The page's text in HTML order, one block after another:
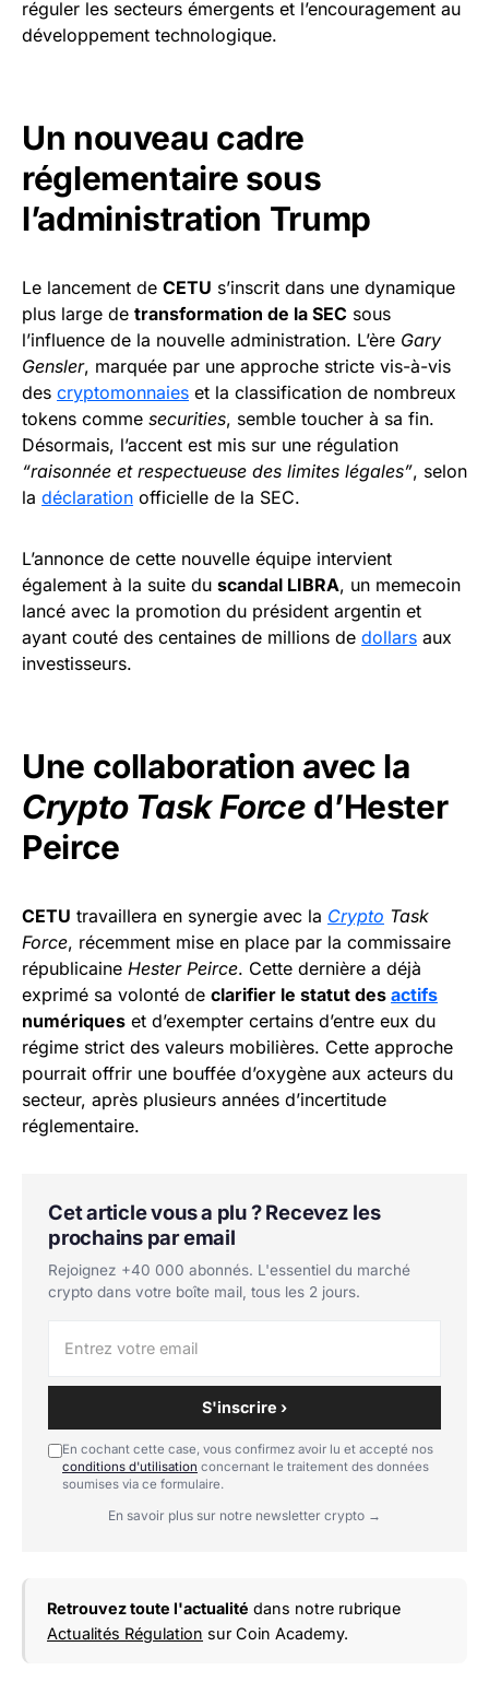
réguler les secteurs émergents et l’encouragement au
développement technologique.
Un nouveau cadre
réglementaire sous
l’administration Trump
Le lancement de CETU s’inscrit dans une dynamique
plus large de transformation de la SEC sous
l’influence de la nouvelle administration. L’ère Gary
Gensler, marquée par une approche stricte vis-à-vis
des cryptomonnaies et la classification de nombreux
tokens comme securities, semble toucher à sa fin.
Désormais, l’accent est mis sur une régulation
“raisonnée et respectueuse des limites légales”, selon
la déclaration officielle de la SEC.
L’annonce de cette nouvelle équipe intervient
également à la suite du scandal LIBRA, un memecoin
lancé avec la promotion du président argentin et
ayant couté des centaines de millions de dollars aux
investisseurs.
Une collaboration avec la
Crypto Task Force d’Hester
Peirce
CETU travaillera en synergie avec la Crypto Task
Force, récemment mise en place par la commissaire
républicaine Hester Peirce. Cette dernière a déjà
exprimé sa volonté de clarifier le statut des actifs
numériques et d’exempter certains d’entre eux du
régime strict des valeurs mobilières. Cette approche
pourrait offrir une bouffée d’oxygène aux acteurs du
secteur, après plusieurs années d’incertitude
réglementaire.
Cet article vous a plu ? Recevez les
prochains par email
Rejoignez +40 000 abonnés. L'essentiel du marché
crypto dans votre boîte mail, tous les 2 jours.
S'inscrire ›
En cochant cette case, vous confirmez avoir lu et accepté nos
conditions d'utilisation concernant le traitement des données
soumises via ce formulaire.
En savoir plus sur notre newsletter crypto →
Retrouvez toute l'actualité dans notre rubrique
Actualités Régulation sur Coin Academy.